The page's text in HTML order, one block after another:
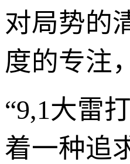
对局势的
度的专注
“9,1大雷
着一种追